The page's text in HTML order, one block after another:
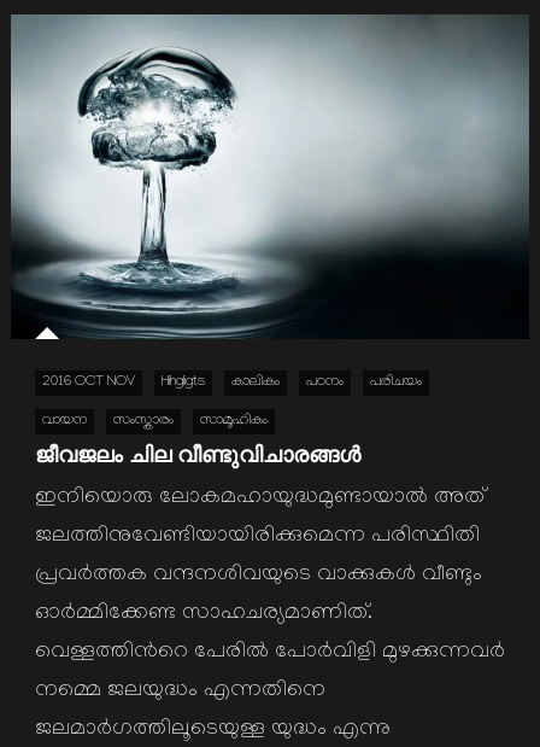
2016 OCT NOV Hihgligts കാലികം പഠനം പരിചയം
വായന സംസ്കാരം സാമൂഹികം
ജീവജലം ചില വീണ്ടുവിചാരങ്ങള്‍
ഇനിയൊരു ലോകമഹായുദ്ധമുണ്ടായാല്‍ അത്
ജലത്തിനുവേണ്ടിയായിരിക്കുമെന്ന പരിസ്ഥിതി
പ്രവര്‍ത്തക വന്ദനശിവയുടെ വാക്കുകള്‍ വീണ്ടും
ഓര്‍മ്മിക്കേണ്ട സാഹചര്യമാണിത്.
വെള്ളത്തിന്‍റെ പേരില്‍ പോര്‍വിളി മുഴക്കുന്നവര്‍
നമ്മെ ജലയുദ്ധം എന്നതിനെ
ജലമാര്‍ഗത്തിലൂടെയുള്ള യുദ്ധം എന്നു